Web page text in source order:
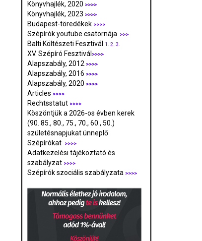
Könyvhajlék, 2020 >>>>
Könyvhajlék, 2023 >>>>
Budapest-töredékek >>>>
Szépírók youtube csatornája >>>
Balti Költészeti Fesztivál 1. 2. 3.
XV. Szépíró Fesztivál >>>>
Alapszabály, 2012 >>>>
Alapszabály, 2016 >>>>
Alapszabály, 2020 >>>>
Articles >>>>
Rechtsstatut >>>>
Köszöntjük a 2026-os évben kerek
(90. 85., 80., 75., 70., 60., 50.)
születésnapjukat ünneplő
Szépírókat
>>>>
Adatkezelési tájékoztató és
szabályzat >>>>
Szépírók szociális szabályzata >>>>